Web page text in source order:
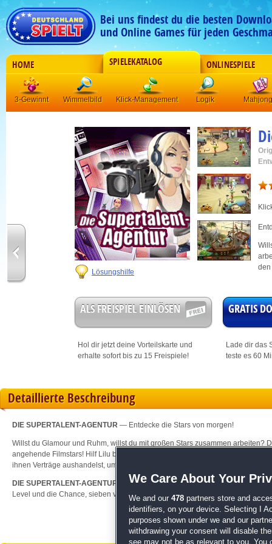
Bei uns findest du die besten
und Online Games für jeden
HOME SPIELEKATALOG ONLINESPIELE
3-Gewinnt Wimmelbild Klick-Management Logik Mahjong
Lösungshilfe
den
ALS FREISPIEL EINLÖSEN
Hol dir jetzt deine Vorteilskarte und
erhalte sofort bis zu 15 Freispiele!
GRATIS
Lade dir das
teste es 60
Detaillierte Beschreibung
DIE SUPERTALENT-AGENTUR — Entdecke die Stars von morgen!
Willst du Glamour und Ruhm, willst du mit großen Stars zusammen arbeiten?
angehende Filmstars! Hilf Lilu bei ihrem turbulenten Job, indem du
ihnen Verträge aushandelst, um schließlich den perfekten Film zu drehen!
DIE SUPERTALENT-AGENTUR
— Ein spaßiger Mix aus Klick-Management-
Level und die Chance, sieben verschiedene Filme zu produzieren!
We Care About Your
We and our 478 partners store and
identifiers, on your device. Selecting I
purposes shown under we and our
withdrawing your consent will disable
see may not be as relevant to you. You